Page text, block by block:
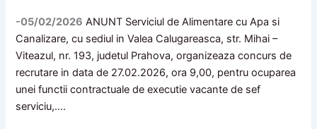
-05/02/2026 ANUNT Serviciul de Alimentare cu Apa si
Canalizare, cu sediul in Valea Calugareasca, str. Mihai –
Viteazul, nr. 193, judetul Prahova, organizeaza concurs de
recrutare in data de 27.02.2026, ora 9,00, pentru ocuparea
unei functii contractuale de executie vacante de sef
serviciu,….